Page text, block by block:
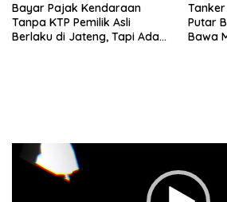
Bayar Pajak Kendaraan
Tanpa KTP Pemilik Asli
Berlaku di Jateng, Tapi Ada
Putar
Bawa
Pemutar
Video